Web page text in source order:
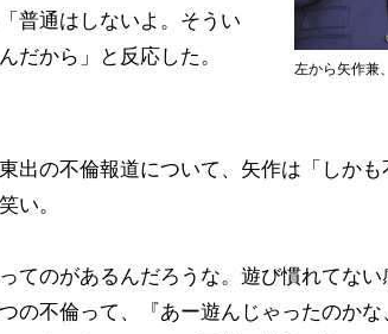
左から矢作兼
普通はしないよ。そうい
だから」と反応した。
出の不倫報道について、矢作は「しか
い。
てのがあるんだろうな。遊び慣れてな
の不倫って、『あー遊んじゃったのか